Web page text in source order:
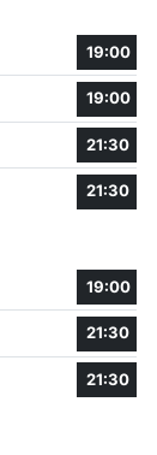
19:00
19:00
21:30
21:30
19:00
21:30
21:30